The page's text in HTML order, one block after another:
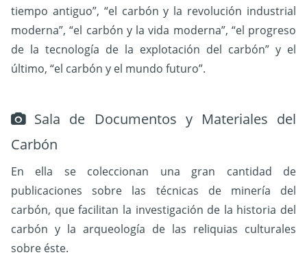
tiempo antiguo”, “el carbón y la revolución industrial
moderna”, “el carbón y la vida moderna”, “el progreso
de la tecnología de la explotación del carbón” y el
último, “el carbón y el mundo futuro”.
Sala de Documentos y Materiales del
Carbón
En ella se coleccionan una gran cantidad de
publicaciones sobre las técnicas de minería del
carbón, que facilitan la investigación de la historia del
carbón y la arqueología de las reliquias culturales
sobre éste.